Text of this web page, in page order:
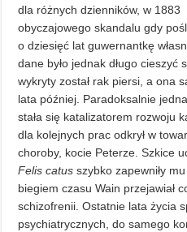
dla różnych dzienników, w 1883
obyczajowego skandalu gdy
o dziesięć lat guwernantkę
dane było jednak długo cieszyć
wykryty został rak piersi, a ona
lata później. Paradoksalnie
stała się katalizatorem rozwoju
dla kolejnych prac odkrył w
choroby, kocie Peterze. Szkice
Felis catus szybko zapewniły
biegiem czasu Wain przejawiał
schizofrenii. Ostatnie lata życia
psychiatrycznych, do samego